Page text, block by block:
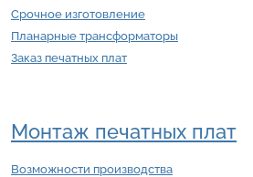
Срочное изготовление
Планарные трансформаторы
Заказ печатных плат
Монтаж печатных плат
Возможности производства